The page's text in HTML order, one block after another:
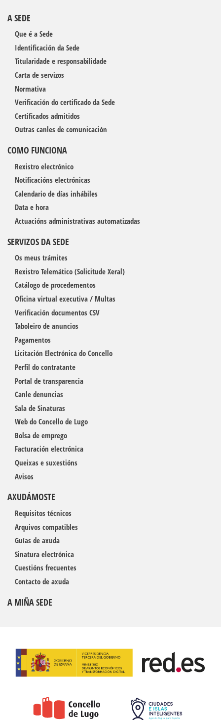
A SEDE
Que é a Sede
Identificación da Sede
Titularidade e responsabilidade
Carta de servizos
Normativa
Verificación do certificado da Sede
Certificados admitidos
Outras canles de comunicación
COMO FUNCIONA
Rexistro electrónico
Notificacións electrónicas
Calendario de días inhábiles
Data e hora
Actuacións administrativas automatizadas
SERVIZOS DA SEDE
Os meus trámites
Rexistro Telemático (Solicitude Xeral)
Catálogo de procedementos
Oficina virtual executiva / Multas
Verificación documentos CSV
Taboleiro de anuncios
Pagamentos
Licitación Electrónica do Concello
Perfil do contratante
Portal de transparencia
Canle denuncias
Sala de Sinaturas
Web do Concello de Lugo
Bolsa de emprego
Facturación electrónica
Queixas e suxestións
Avisos
AXUDÁMOSTE
Requisitos técnicos
Arquivos compatibles
Guías de axuda
Sinatura electrónica
Cuestións frecuentes
Contacto de axuda
A MIÑA SEDE